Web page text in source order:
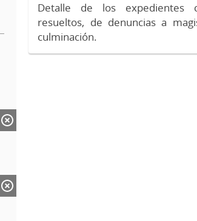
Detalle de los expedientes
resueltos, de denuncias a
culminación.